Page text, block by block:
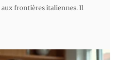
aux frontières italiennes. Il